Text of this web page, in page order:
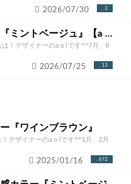
2
2026/07/30
透明感カラー『ミントベージュ』【a o i】
！デザイナーのa o iです^^7月、8
13
2026/07/25
『ワインブラウン』
デザイナーのa o iです^^1月、2月
672
2025/01/16